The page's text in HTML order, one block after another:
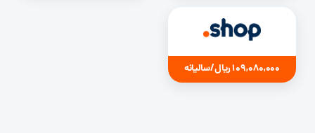
109,080,000 ریال/سالیانه